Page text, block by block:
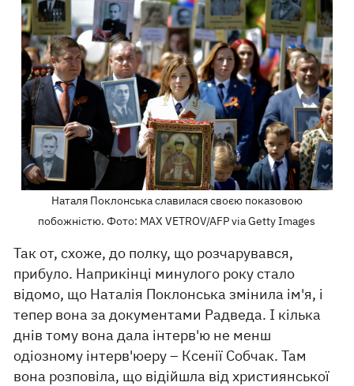
Наталя Поклонська славилася своєю показовою
побожністю. Фото: MAX VETROV/AFP via Getty Images
Так от, схоже, до полку, що розчарувався,
прибуло. Наприкінці минулого року стало
відомо, що Наталія Поклонська змінила ім'я, і
тепер вона за документами Радведа. І кілька
днів тому вона дала інтерв'ю не менш
одіозному інтерв'юеру – Ксенії Собчак. Там
вона розповіла, що відійшла від християнської